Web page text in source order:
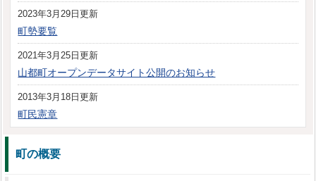
2023年3月29日更新
町勢要覧
2021年3月25日更新
山都町オープンデータサイト公開のお知らせ
2013年3月18日更新
町民憲章
町の概要